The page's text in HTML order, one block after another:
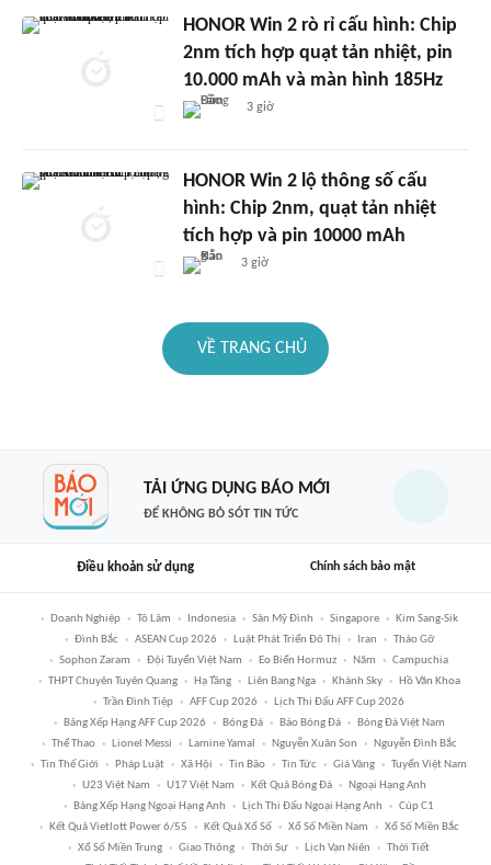
HONOR Win 2 rò rỉ cấu hình: Chip
2nm tích hợp quạt tản nhiệt, pin
10.000 mAh và màn hình 185Hz
3 giờ
HONOR Win 2 lộ thông số cấu
hình: Chip 2nm, quạt tản nhiệt
tích hợp và pin 10000 mAh
3 giờ
VỀ TRANG CHỦ
TẢI ỨNG DỤNG BÁO MỚI
ĐỂ KHÔNG BỎ SÓT TIN TỨC
Điều khoản sử dụng Chính sách bảo mật
Doanh Nghiệp Tô Lâm Indonesia Sân Mỹ Đình Singapore
Kim Sang-Sik
Đình Bắc
ASEAN Cup 2026 Luật Phát Triển Đô Thị Iran
Tháo Gỡ
Sophon Zaram
Đội Tuyển Việt Nam Eo Biển Hormuz Năm
Campuchia
THPT Chuyên Tuyên Quang
Hạ Tầng Liên Bang Nga Khánh Sky
Hồ Văn Khoa
Trần Đình Tiệp
AFF Cup 2026
Lịch Thi Đấu AFF Cup 2026
Bảng Xếp Hạng AFF Cup 2026
Bóng Đá Báo Bóng Đá
Bóng Đá Việt Nam
Thể Thao
Lionel Messi Lamine Yamal Nguyễn Xuân Son
Nguyễn Đình Bắc
Tin Thế Giới
Pháp Luật Xã Hội Tin Bão Tin Tức Giá Vàng
Tuyển Việt Nam
U23 Việt Nam
U17 Việt Nam Kết Quả Bóng Đá
Ngoại Hạng Anh
Bảng Xếp Hạng Ngoại Hạng Anh
Lịch Thi Đấu Ngoại Hạng Anh
Cúp C1
Kết Quả Vietlott Power 6/55
Kết Quả Xổ Số Xổ Số Miền Nam
Xổ Số Miền Bắc
Xổ Số Miền Trung
Giao Thông Thời Sự Lịch Vạn Niên
Thời Tiết